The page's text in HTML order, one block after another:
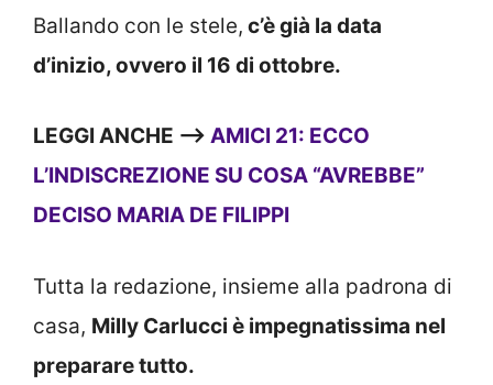
Ballando con le stele, c’è già la data
d’inizio, ovvero il 16 di ottobre.
LEGGI ANCHE —> AMICI 21: ECCO
L’INDISCREZIONE SU COSA “AVREBBE”
DECISO MARIA DE FILIPPI
Tutta la redazione, insieme alla padrona di
casa, Milly Carlucci è impegnatissima nel
preparare tutto.